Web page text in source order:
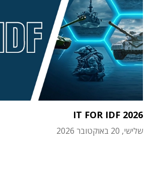
IT FOR IDF 2026
שלישי, 20 באוקטובר 2026